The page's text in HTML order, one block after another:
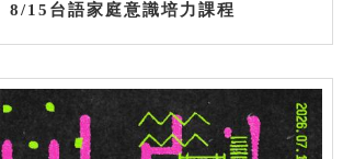
8/15台語家庭意識培力課程